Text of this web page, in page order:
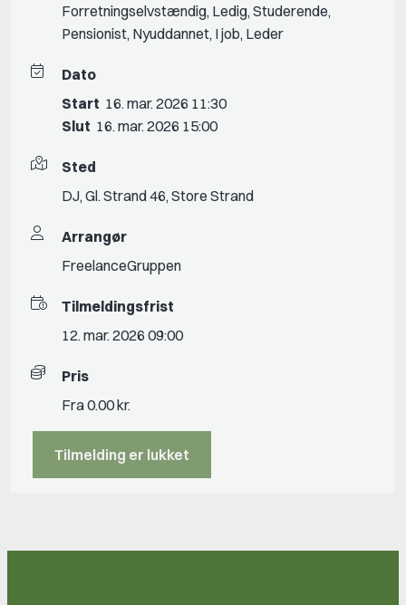
Forretningselvstændig, Ledig, Studerende,
Pensionist, Nyuddannet, I job, Leder
Dato
Start 16. mar. 2026 11:30
Slut 16. mar. 2026 15:00
Sted
DJ, Gl. Strand 46, Store Strand
Arrangør
FreelanceGruppen
Tilmeldingsfrist
12. mar. 2026 09:00
Pris
Fra 0.00 kr.
Tilmelding er lukket